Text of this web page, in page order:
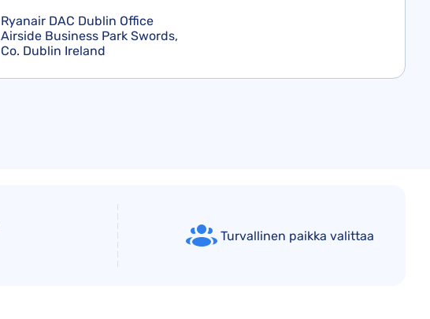
Ryanair DAC Dublin Office
Airside Business Park Swords,
Co. Dublin Ireland
Turvallinen paikka valittaa